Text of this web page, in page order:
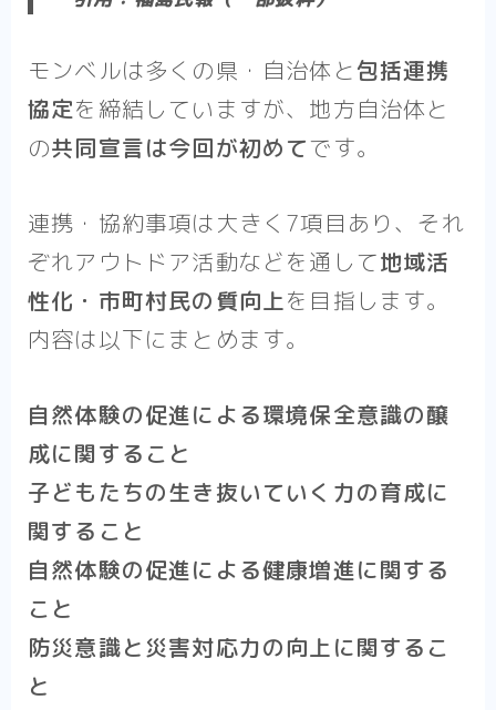
モンベルは多くの県・自治体と包括連携
協定を締結していますが、地方自治体と
の共同宣言は今回が初めてです。
連携・協約事項は大きく7項目 あり、それ
ぞれアウトドア活動などを通して地域活
性化・市町村民の質向上を目指します。
内容は以下にまとめます。
自然体験の促進による環境保全意識の醸
成に関すること
子どもたちの生き抜いていく力の育成に
関すること
自然体験の促進による健康増進に関する
こと
防災意識と災害対応力の向上に関するこ
と